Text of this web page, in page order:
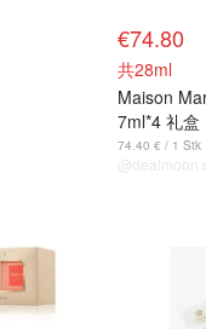
€74.80
共28ml
Maison
7ml*4 礼盒
74.40 € / 1 Stk